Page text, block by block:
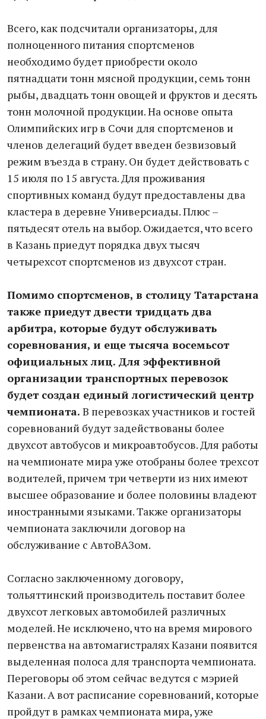
Всего, как подсчитали организаторы, для
полноценного питания спортсменов
необходимо будет приобрести около
пятнадцати тонн мясной продукции, семь тонн
рыбы, двадцать тонн овощей и фруктов и десять
тонн молочной продукции. На основе опыта
Олимпийских игр в Сочи для спортсменов и
членов делегаций будет введен безвизовый
режим въезда в страну. Он будет действовать с
15 июля по 15 августа. Для проживания
спортивных команд будут предоставлены два
кластера в деревне Универсиады. Плюс –
пятьдесят отель на выбор. Ожидается, что всего
в Казань приедут порядка двух тысяч
четырехсот спортсменов из двухсот стран.
Помимо спортсменов, в столицу Татарстана
также приедут двести тридцать два
арбитра, которые будут обслуживать
соревнования, и еще тысяча восемьсот
официальных лиц. Для эффективной
организации транспортных перевозок
будет создан единый логистический центр
чемпионата. В перевозках участников и гостей
соревнований будут задействованы более
двухсот автобусов и микроавтобусов. Для работы
на чемпионате мира уже отобраны более трехсот
водителей, причем три четверти из них имеют
высшее образование и более половины владеют
иностранными языками. Также организаторы
чемпионата заключили договор на
обслуживание с АвтоВАЗом.
Согласно заключенному договору,
тольяттинский производитель поставит более
двухсот легковых автомобилей различных
моделей. Не исключено, что на время мирового
первенства на автомагистралях Казани появится
выделенная полоса для транспорта чемпионата.
Переговоры об этом сейчас ведутся с мэрией
Казани. А вот расписание соревнований, которые
пройдут в рамках чемпионата мира, уже